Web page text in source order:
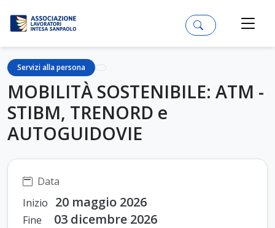
Servizi alla persona
MOBILITÀ SOSTENIBILE: ATM -
STIBM, TRENORD e
AUTOGUIDOVIE
Data
Inizio
20 maggio 2026
Fine 03 dicembre 2026